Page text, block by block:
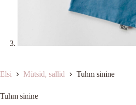
Elsi Mütsid, sallid Tuhm sinine
Tuhm sinine